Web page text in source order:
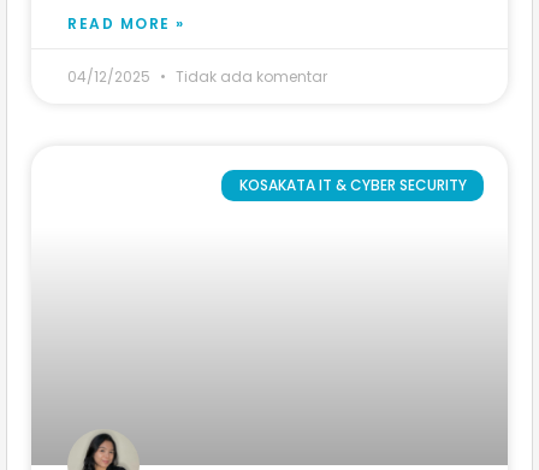
READ MORE »
04/12/2025 Tidak ada komentar
KOSAKATA IT & CYBER SECURITY